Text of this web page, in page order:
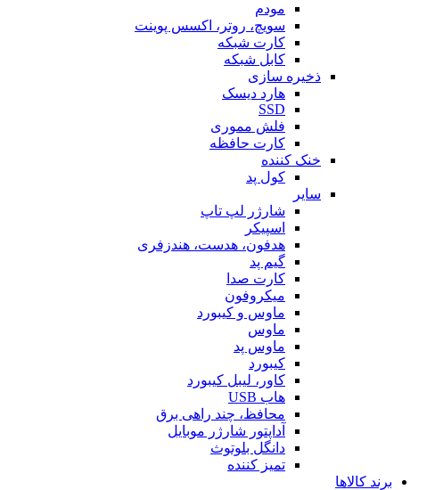
مودم
سویچ، روتر، اکسس پوینت
کارت شبکه
کابل شبکه
ذخیره سازی
هارد دیسک
SSD
فلش مموری
کارت حافظه
خنک کننده
کول پد
سایر
شارژر لپ تاپ
اسپیکر
هدفون، هدست، هندزفری
گیم پد
کارت صدا
میکروفون
ماوس و کیبورد
ماوس
ماوس پد
کیبورد
کاور، لیبل کیبورد
هاب USB
محافظ، چند راهی برق
آداپتور شارژر موبایل
دانگل بلوتوث
تمیز کننده
برند کالاها